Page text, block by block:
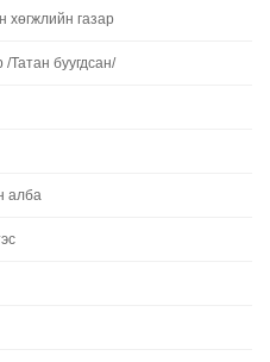
хөгжлийн газар
Татан буугдсан/
алба